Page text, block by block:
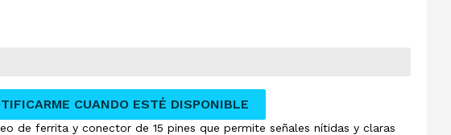
CUANDO ESTÉ DISPONIBLE
de ferrita y conector de 15 pines que permite señales nítidas y claras